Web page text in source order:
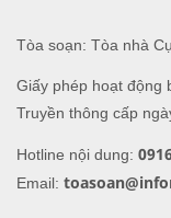
Tòa soạn: Tòa nhà
Giấy phép hoạt động
Truyền thông cấp
Hotline nội dung:
Email: